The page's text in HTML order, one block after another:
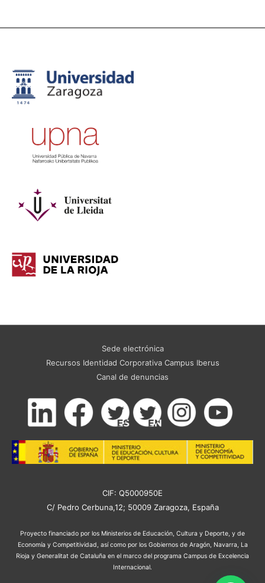
Sede electrónica
Recursos Identidad Corporativa Campus Iberus
Canal de denuncias
CIF: Q5000950E
C/ Pedro Cerbuna,12; 50009 Zaragoza, España
Proyecto financiado por los Ministerios de Educación, Cultura y Deporte, y de
Economía y Competitividad, así como por los Gobiernos de Aragón, Navarra, La
Rioja y Generalitat de Cataluña en el marco del programa Campus de Excelencia
Internacional.